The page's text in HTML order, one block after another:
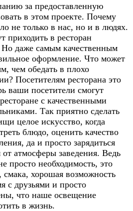
за предоставленную
в этом проекте. Почему
не только в нас, но и в людях.
приходить в ресторан
Но даже самым качественным
оформление. Что может
чем обедать в плохо
Посетителям ресторана это
ваши посетители смогут
с качественными
Так приятно сделать
целое искусство, когда
блюдо, оценить качество
да и просто зарядиться
атмосферы заведения. Ведь
просто необходимость, это
смака, хорошая возможность
с друзьями и просто
что наше освещение
в жизнь.